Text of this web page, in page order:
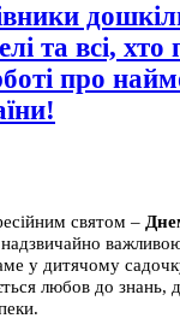
та всі,
про
святом –
у дитячому
любов до знань,